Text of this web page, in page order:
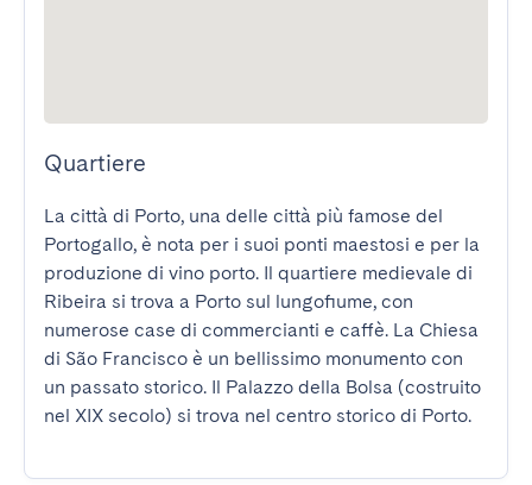
Quartiere
La città di Porto, una delle città più famose del
Portogallo, è nota per i suoi ponti maestosi e per la
produzione di vino porto. Il quartiere medievale di
Ribeira si trova a Porto sul lungofiume, con
numerose case di commercianti e caffè. La Chiesa
di São Francisco è un bellissimo monumento con
un passato storico. Il Palazzo della Bolsa (costruito
nel XIX secolo) si trova nel centro storico di Porto.